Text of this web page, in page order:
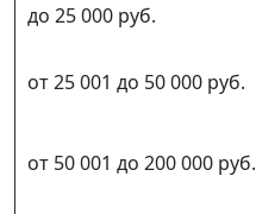
до 25 000 руб.
от 25 001 до 50 000 руб.
от 50 001 до 200 000 руб.